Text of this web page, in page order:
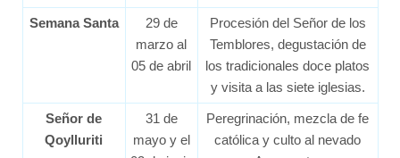
Semana Santa
29 de
marzo al
05 de abril
Procesión del Señor de los
Temblores, degustación de
los tradicionales doce platos
y visita a las siete iglesias.
Señor de
Qoylluriti
31 de
mayo y el
Peregrinación, mezcla de fe
católica y culto al nevado